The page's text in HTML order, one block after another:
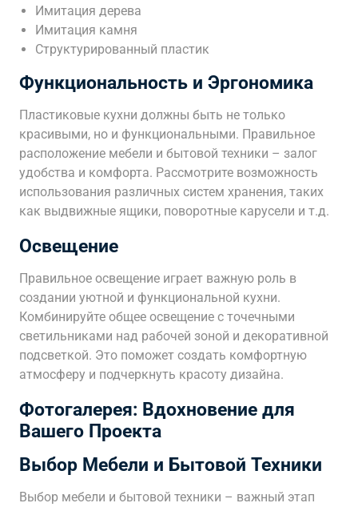
Имитация дерева
Имитация камня
Структурированный пластик
Функциональность и Эргономика
Пластиковые кухни должны быть не только
красивыми, но и функциональными. Правильное
расположение мебели и бытовой техники – залог
удобства и комфорта. Рассмотрите возможность
использования различных систем хранения, таких
как выдвижные ящики, поворотные карусели и т.д.
Освещение
Правильное освещение играет важную роль в
создании уютной и функциональной кухни.
Комбинируйте общее освещение с точечными
светильниками над рабочей зоной и декоративной
подсветкой. Это поможет создать комфортную
атмосферу и подчеркнуть красоту дизайна.
Фотогалерея: Вдохновение для
Вашего Проекта
Выбор Мебели и Бытовой Техники
Выбор мебели и бытовой техники – важный этап